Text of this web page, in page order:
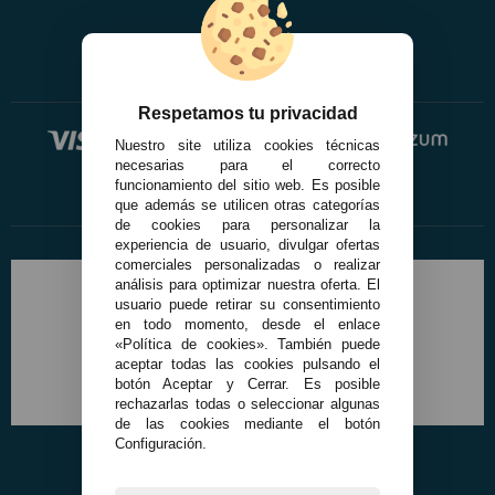
AFILIADOS
INFORMACION
910 60 71 03
HORARIO de TIENDA:
de 10:00 a 20:00 de Lunes a Viernes
Sábados de 10:00 a 14:00
910 51 49 87 Solo para
Whatsapp
info@francobordo.com
registro profesional
Respetamos tu privacidad
Nuestro site utiliza cookies técnicas
necesarias para el correcto
funcionamiento del sitio web. Es posible
que además se utilicen otras categorías
de cookies para personalizar la
experiencia de usuario, divulgar ofertas
comerciales personalizadas o realizar
análisis para optimizar nuestra oferta. El
usuario puede retirar su consentimiento
en todo momento, desde el enlace
«Política de cookies». También puede
aceptar todas las cookies pulsando el
botón Aceptar y Cerrar. Es posible
rechazarlas todas o seleccionar algunas
de las cookies mediante el botón
Configuración.